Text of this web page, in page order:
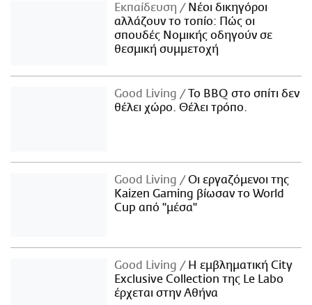
Εκπαίδευση
Νέοι δικηγόροι
αλλάζουν το τοπίο: Πώς οι
σπουδές Νομικής οδηγούν σε
θεσμική συμμετοχή
Good Living
Το BBQ στο σπίτι δεν
θέλει χώρο. Θέλει τρόπο.
Good Living
Οι εργαζόμενοι της
Kaizen Gaming βίωσαν το World
Cup από "μέσα"
Good Living
Η εμβληματική City
Exclusive Collection της Le Labo
έρχεται στην Αθήνα